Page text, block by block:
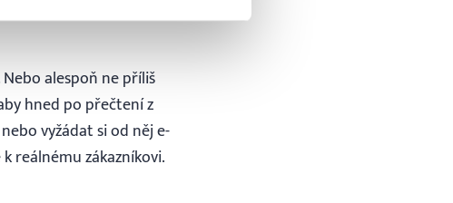
alespoň ne příliš
hned po přečtení z
vyžádat si od něj e-
reálnému zákazníkovi.